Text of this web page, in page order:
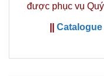
được phục vụ